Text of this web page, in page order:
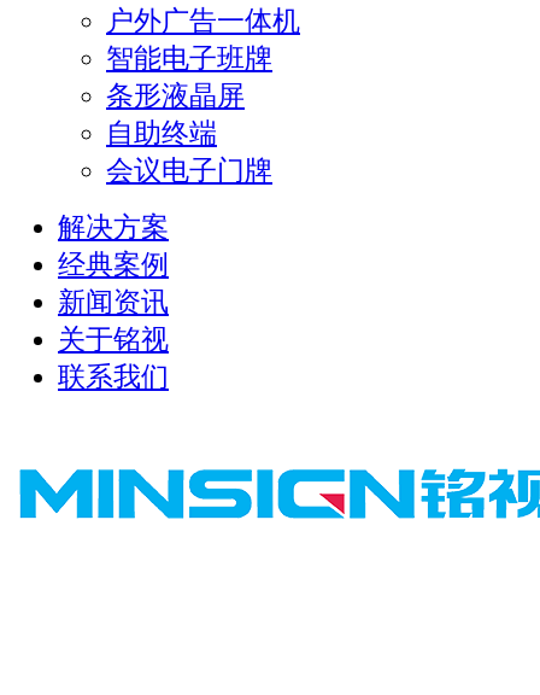
户外广告一体机
智能电子班牌
条形液晶屏
自助终端
会议电子门牌
解决方案
经典案例
新闻资讯
关于铭视
联系我们